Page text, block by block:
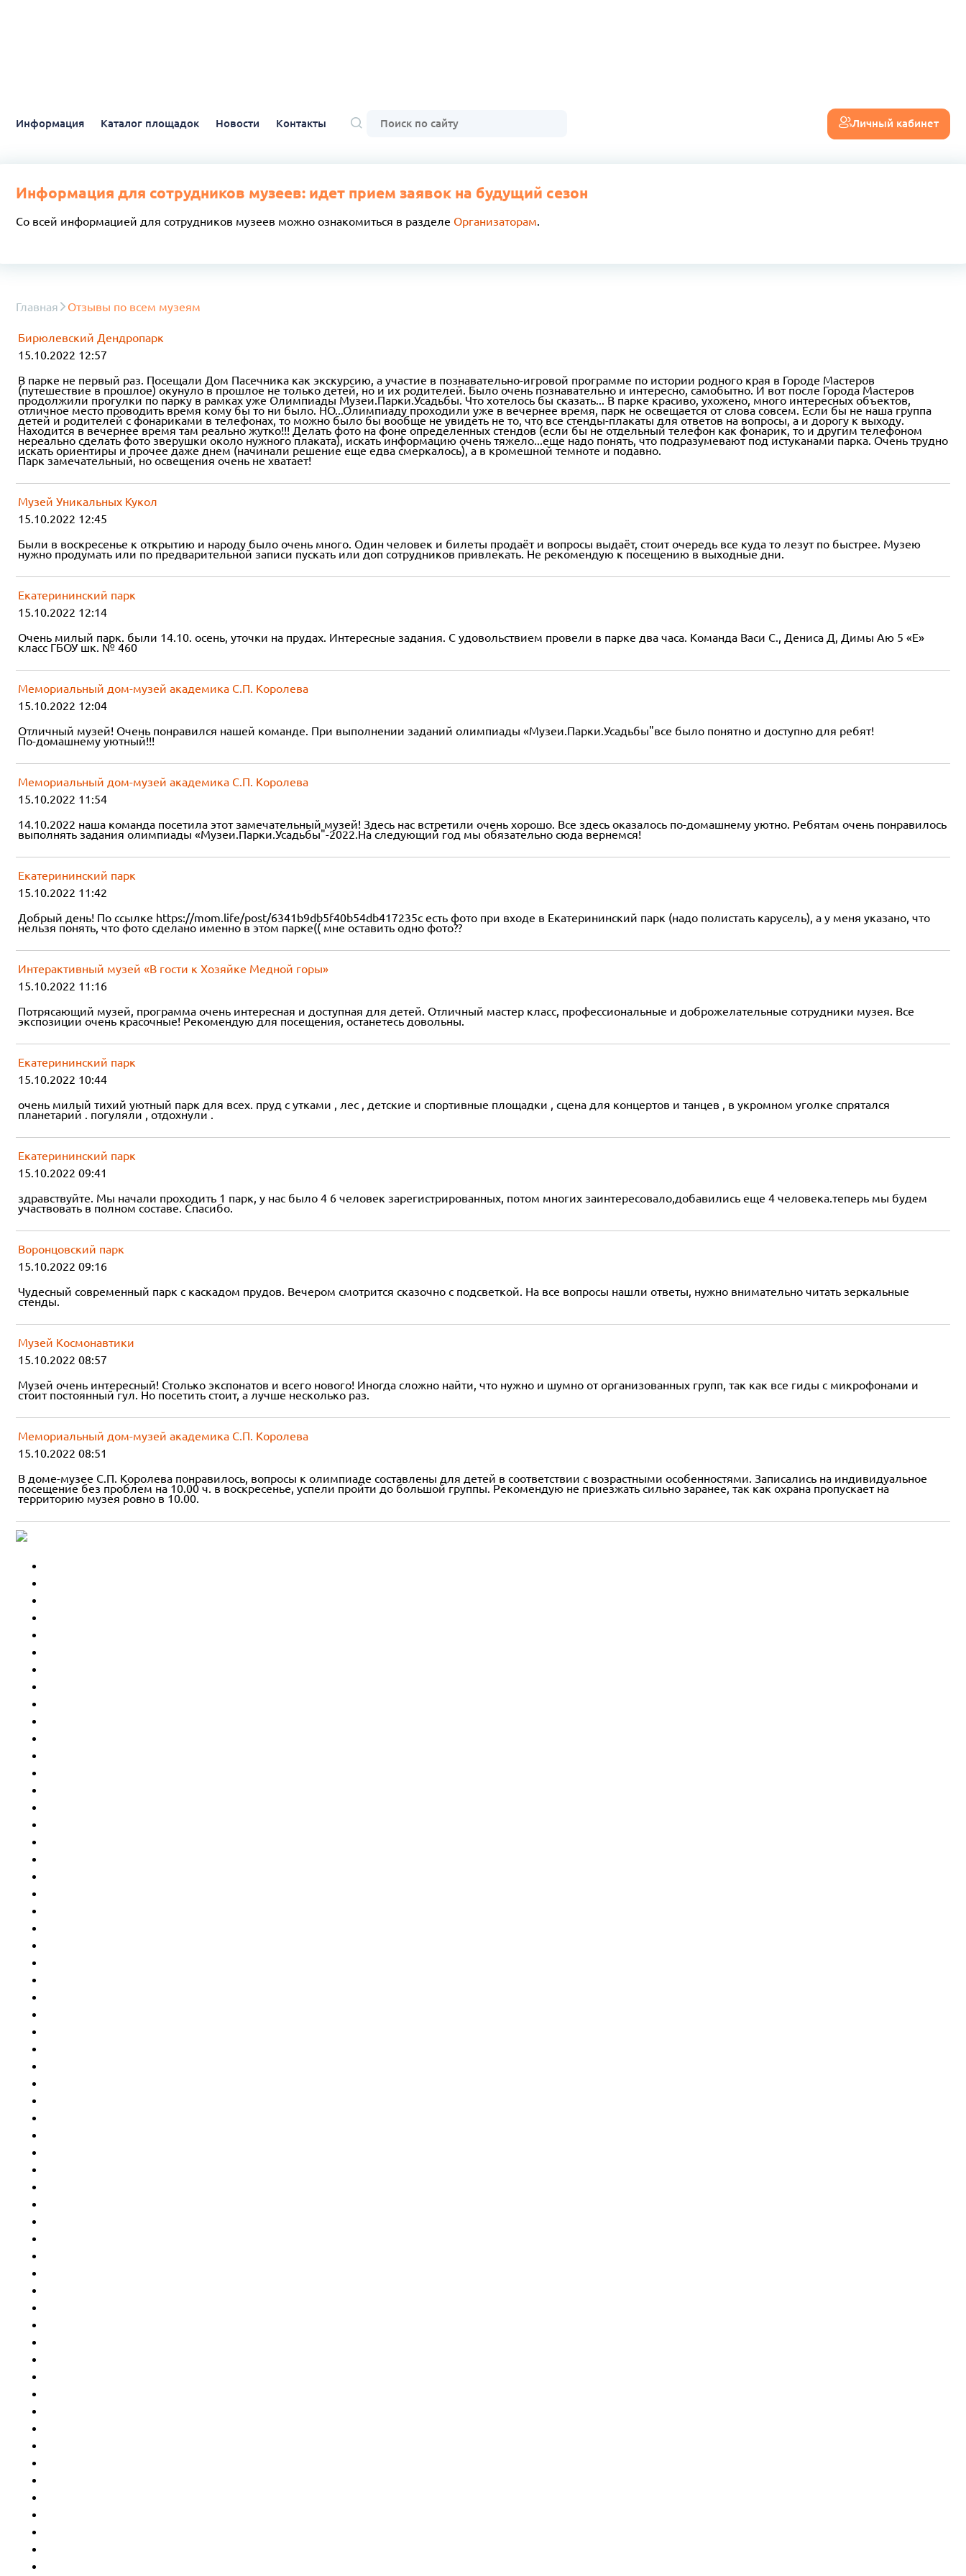
Информация Каталог площадок Новости Контакты Личный кабинет
Информация для сотрудников музеев: идет прием заявок на будущий сезон
Со всей информацией для сотрудников музеев можно ознакомиться в разделе Организаторам.
Главная Отзывы по всем музеям
Бирюлевский Дендропарк
15.10.2022 12:57
В парке не первый раз. Посещали Дом Пасечника как экскурсию, а участие в познавательно-игровой программе по истории родного края в Городе Мастеров
(путешествие в прошлое) окунуло в прошлое не только детей, но и их родителей. Было очень познавательно и интересно, самобытно. И вот после Города Мастеров
продолжили прогулки по парку в рамках уже Олимпиады Музеи.Парки.Усадьбы. Что хотелось бы сказать... В парке красиво, ухожено, много интересных объектов,
отличное место проводить время кому бы то ни было. НО...Олимпиаду проходили уже в вечернее время, парк не освещается от слова совсем. Если бы не наша группа
детей и родителей с фонариками в телефонах, то можно было бы вообще не увидеть не то, что все стенды-плакаты для ответов на вопросы, а и дорогу к выходу.
Находится в вечернее время там реально жутко!!! Делать фото на фоне определенных стендов (если бы не отдельный телефон как фонарик, то и другим телефоном
нереально сделать фото зверушки около нужного плаката), искать информацию очень тяжело...еще надо понять, что подразумевают под истуканами парка. Очень трудно
искать ориентиры и прочее даже днем (начинали решение еще едва смеркалось), а в кромешной темноте и подавно.
Парк замечательный, но освещения очень не хватает!
Музей Уникальных Кукол
15.10.2022 12:45
Были в воскресенье к открытию и народу было очень много. Один человек и билеты продаёт и вопросы выдаёт, стоит очередь все куда то лезут по быстрее. Музею
нужно продумать или по предварительной записи пускать или доп сотрудников привлекать. Не рекомендую к посещению в выходные дни.
Екатерининский парк
15.10.2022 12:14
Очень милый парк. были 14.10. осень, уточки на прудах. Интересные задания. С удовольствием провели в парке два часа. Команда Васи С., Дениса Д, Димы Аю 5 «Е»
класс ГБОУ шк. № 460
Мемориальный дом-музей академика С.П. Королева
15.10.2022 12:04
Отличный музей! Очень понравился нашей команде. При выполнении заданий олимпиады «Музеи.Парки.Усадьбы"все было понятно и доступно для ребят!
По-домашнему уютный!!!
Мемориальный дом-музей академика С.П. Королева
15.10.2022 11:54
14.10.2022 наша команда посетила этот замечательный музей! Здесь нас встретили очень хорошо. Все здесь оказалось по-домашнему уютно. Ребятам очень понравилось
выполнять задания олимпиады «Музеи.Парки.Усадьбы"-2022.На следующий год мы обязательно сюда вернемся!
Екатерининский парк
15.10.2022 11:42
Добрый день! По ссылке https://mom.life/post/6341b9db5f40b54db417235c есть фото при входе в Екатерининский парк (надо полистать карусель), а у меня указано, что
нельзя понять, что фото сделано именно в этом парке(( мне оставить одно фото??
Интерактивный музей «В гости к Хозяйке Медной горы»
15.10.2022 11:16
Потрясающий музей, программа очень интересная и доступная для детей. Отличный мастер класс, профессиональные и доброжелательные сотрудники музея. Все
экспозиции очень красочные! Рекомендую для посещения, останетесь довольны.
Екатерининский парк
15.10.2022 10:44
очень милый тихий уютный парк для всех. пруд с утками , лес , детские и спортивные площадки , сцена для концертов и танцев , в укромном уголке спрятался
планетарий . погуляли , отдохнули .
Екатерининский парк
15.10.2022 09:41
здравствуйте. Мы начали проходить 1 парк, у нас было 4 6 человек зарегистрированных, потом многих заинтересовало,добавились еще 4 человека.теперь мы будем
участвовать в полном составе. Спасибо.
Воронцовский парк
15.10.2022 09:16
Чудесный современный парк с каскадом прудов. Вечером смотрится сказочно с подсветкой. На все вопросы нашли ответы, нужно внимательно читать зеркальные
стенды.
Музей Космонавтики
15.10.2022 08:57
Музей очень интересный! Столько экспонатов и всего нового! Иногда сложно найти, что нужно и шумно от организованных групп, так как все гиды с микрофонами и
стоит постоянный гул. Но посетить стоит, а лучше несколько раз.
Мемориальный дом-музей академика С.П. Королева
15.10.2022 08:51
В доме-музее С.П. Королева понравилось, вопросы к олимпиаде составлены для детей в соответствии с возрастными особенностями. Записались на индивидуальное
посещение без проблем на 10.00 ч. в воскресенье, успели пройти до большой группы. Рекомендую не приезжать сильно заранее, так как охрана пропускает на
территорию музея ровно в 10.00.